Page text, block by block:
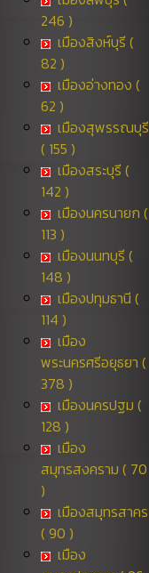
246 )
เมืองสิงห์บุรี (
82 )
เมืองอ่างทอง (
62 )
เมืองสุพรรณบุรี
( 155 )
เมืองสระบุรี (
142 )
เมืองนครนายก (
113 )
เมืองนนทบุรี (
148 )
เมืองปทุมธานี (
114 )
เมือง
พระนครศรีอยุธยา (
378 )
เมืองนครปฐม (
128 )
เมือง
สมุทรสงคราม ( 70
)
เมืองสมุทรสาคร
( 90 )
เมือง